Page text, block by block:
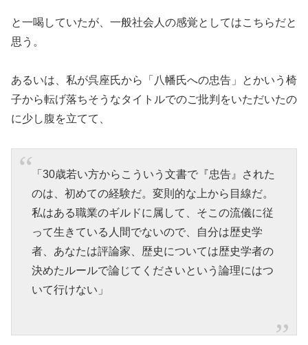
と一喝していたが、一般社会人の感覚としてはこちらだと
思う。
あるいは、私が呉座氏から「八幡氏への忠告」とかいう椅
子から転げ落ちそうなタイトルでのご批判をいただいたの
に少し腹を立てて、
「30歳若い方からこういう文書で『忠告』された
のは、初めての経験だ。変則的な上から目線だ。
私はある職業のギルドに属して、そこの流儀に従
って生きている人間でないので、自分は歴史学
者、あなたは評論家、歴史については歴史学者の
決めたルールで論じてくださいという論理にはつ
いて行けない」